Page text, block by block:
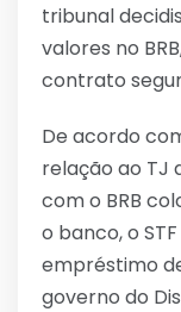
tribunal
valores no
contrato
De acordo
relação ao TJ
com o BRB
o banco, o
empréstimo
governo do